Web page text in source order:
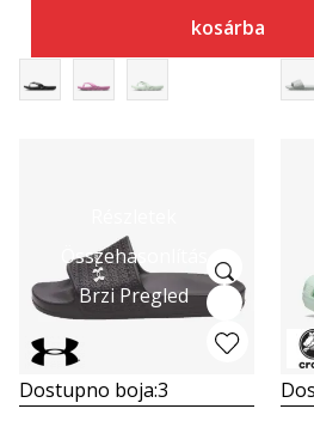
kosárba
Összehasonlítás
Brzi Pregled
Dostupno boja:3